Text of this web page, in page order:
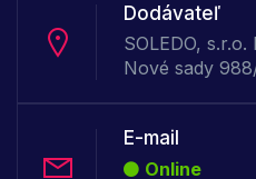
Dodávateľ
SOLEDO,
Nové sady
E-mail
Online